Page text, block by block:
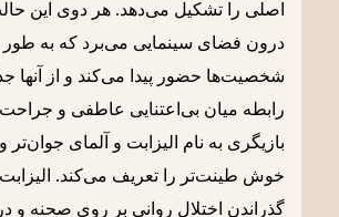
اصلی را تشکیل می‌دهد. هر دوی این
درون فضای سینمایی می‌برد که به طور
شخصیت‌ها حضور پیدا می‌کند و از آنها
رابطه میان بی‌اعتنایی عاطفی و
بازیگری به نام الیزابت و آلمای جوان‌تر
خوش طینت‌تر را تعریف می‌کند.
گذراندن اختلال روانی بر روی صحنه و